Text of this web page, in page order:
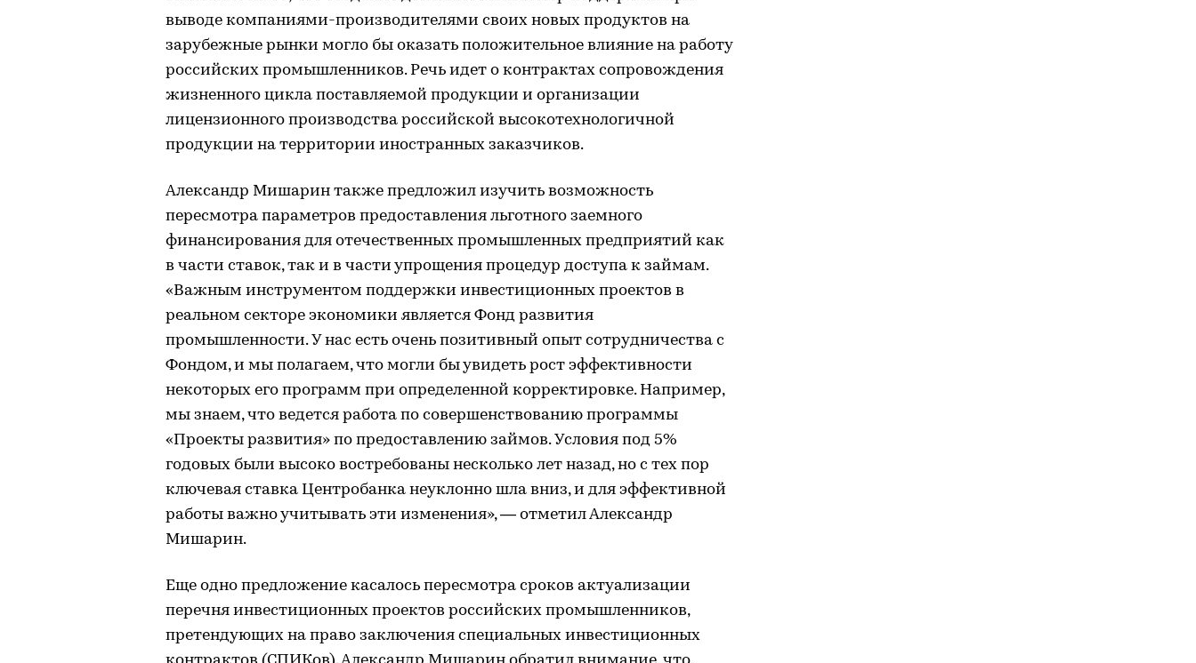
выводе компаниями-производителями своих новых продуктов на
зарубежные рынки могло бы оказать положительное влияние на работу
российских промышленников. Речь идет о контрактах сопровождения
жизненного цикла поставляемой продукции и организации
лицензионного производства российской высокотехнологичной
продукции на территории иностранных заказчиков.
Александр Мишарин также предложил изучить возможность
пересмотра параметров предоставления льготного заемного
финансирования для отечественных промышленных предприятий как
в части ставок, так и в части упрощения процедур доступа к займам.
«Важным инструментом поддержки инвестиционных проектов в
реальном секторе экономики является Фонд развития
промышленности. У нас есть очень позитивный опыт сотрудничества с
Фондом, и мы полагаем, что могли бы увидеть рост эффективности
некоторых его программ при определенной корректировке. Например,
мы знаем, что ведется работа по совершенствованию программы
«Проекты развития» по предоставлению займов. Условия под 5%
годовых были высоко востребованы несколько лет назад, но с тех пор
ключевая ставка Центробанка неуклонно шла вниз, и для эффективной
работы важно учитывать эти изменения», — отметил Александр
Мишарин.
Еще одно предложение касалось пересмотра сроков актуализации
перечня инвестиционных проектов российских промышленников,
претендующих на право заключения специальных инвестиционных